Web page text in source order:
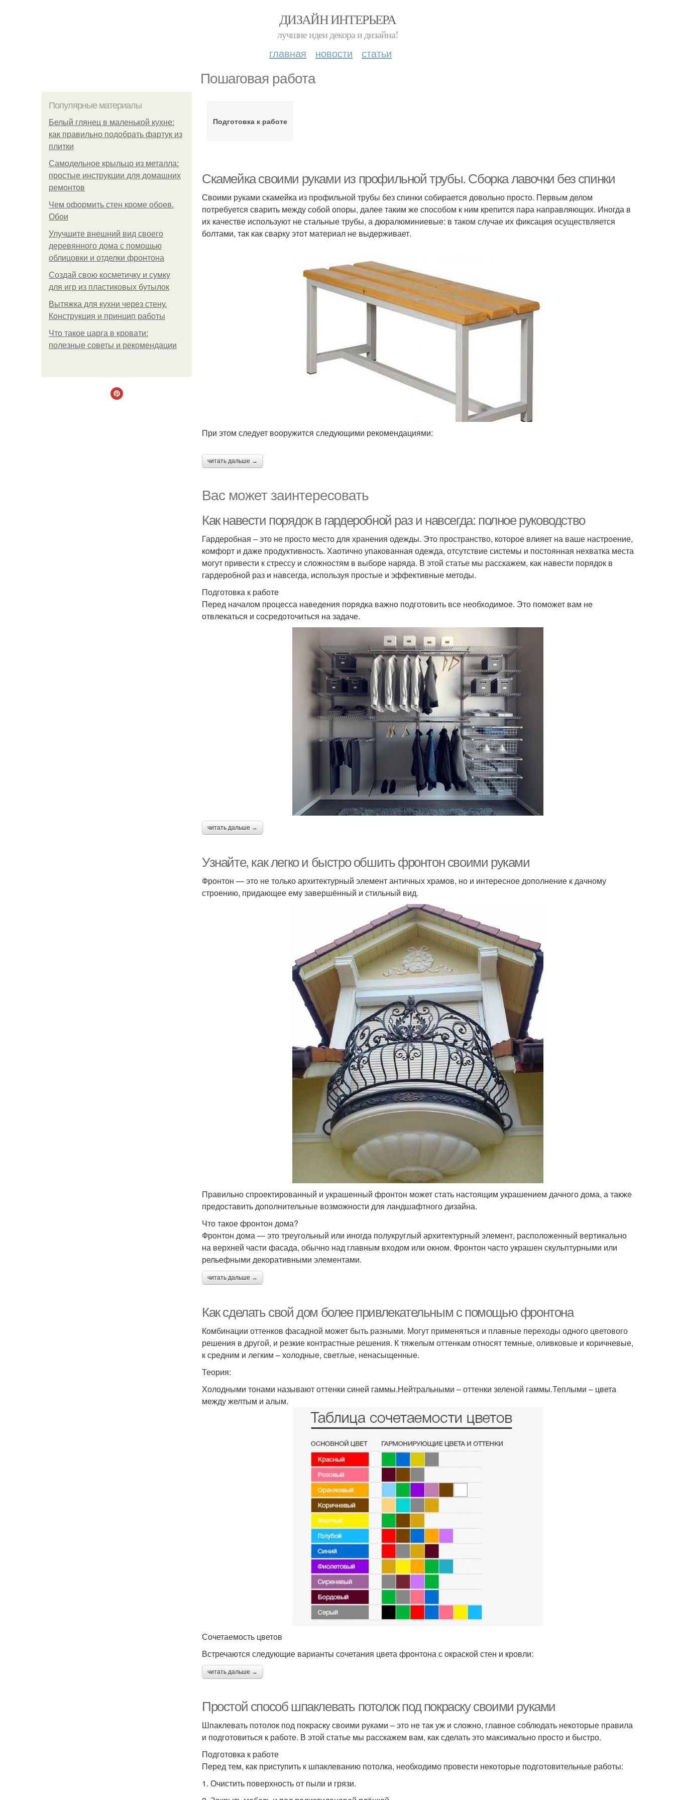
ДИЗАЙН ИНТЕРЬЕРА
лучшие идеи декора и дизайна!
главная новости статьи
Пошаговая работа
Популярные материалы
Белый глянец в маленькой кухне:
как правильно подобрать фартук из
плитки
Самодельное крыльцо из металла:
простые инструкции для домашних
ремонтов
Чем оформить стен кроме обоев.
Обои
Улучшите внешний вид своего
деревянного дома с помощью
облицовки и отделки фронтона
Создай свою косметичку и сумку
для игр из пластиковых бутылок
Вытяжка для кухни через стену.
Конструкция и принцип работы
Что такое царга в кровати:
полезные советы и рекомендации
Подготовка к работе
Скамейка своими руками из профильной трубы. Сборка лавочки без спинки
Своими руками скамейка из профильной трубы без спинки собирается довольно просто. Первым делом
потребуется сварить между собой опоры, далее таким же способом к ним крепится пара направляющих. Иногда в
их качестве используют не стальные трубы, а дюралюминиевые: в таком случае их фиксация осуществляется
болтами, так как сварку этот материал не выдерживает.
При этом следует вооружится следующими рекомендациями:
читать дальше →
Вас может заинтересовать
Как навести порядок в гардеробной раз и навсегда: полное руководство
Гардеробная – это не просто место для хранения одежды. Это пространство, которое влияет на ваше настроение,
комфорт и даже продуктивность. Хаотично упакованная одежда, отсутствие системы и постоянная нехватка места
могут привести к стрессу и сложностям в выборе наряда. В этой статье мы расскажем, как навести порядок в
гардеробной раз и навсегда, используя простые и эффективные методы.
Подготовка к работе
Перед началом процесса наведения порядка важно подготовить все необходимое. Это поможет вам не
отвлекаться и сосредоточиться на задаче.
читать дальше →
Узнайте, как легко и быстро обшить фронтон своими руками
Фронтон — это не только архитектурный элемент античных храмов, но и интересное дополнение к дачному
строению, придающее ему завершённый и стильный вид.
Правильно спроектированный и украшенный фронтон может стать настоящим украшением дачного дома, а также
предоставить дополнительные возможности для ландшафтного дизайна.
Что такое фронтон дома?
Фронтон дома — это треугольный или иногда полукруглый архитектурный элемент, расположенный вертикально
на верхней части фасада, обычно над главным входом или окном. Фронтон часто украшен скульптурными или
рельефными декоративными элементами.
читать дальше →
Как сделать свой дом более привлекательным с помощью фронтона
Комбинации оттенков фасадной может быть разными. Могут применяться и плавные переходы одного цветового
решения в другой, и резкие контрастные решения. К тяжелым оттенкам относят темные, оливковые и коричневые,
к средним и легким – холодные, светлые, ненасыщенные.
Теория:
Холодными тонами называют оттенки синей гаммы.Нейтральными – оттенки зеленой гаммы.Теплыми – цвета
между желтым и алым.
Сочетаемость цветов
Встречаются следующие варианты сочетания цвета фронтона с окраской стен и кровли:
читать дальше →
Простой способ шпаклевать потолок под покраску своими руками
Шпаклевать потолок под покраску своими руками – это не так уж и сложно, главное соблюдать некоторые правила
и подготовиться к работе. В этой статье мы расскажем вам, как сделать это максимально просто и быстро.
Подготовка к работе
Перед тем, как приступить к шпаклеванию потолка, необходимо провести некоторые подготовительные работы:
1. Очистить поверхность от пыли и грязи.